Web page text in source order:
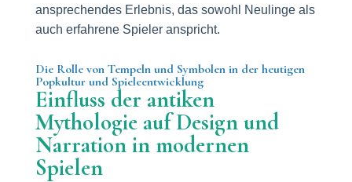
ansprechendes Erlebnis, das sowohl Neulinge als
auch erfahrene Spieler anspricht.
Die Rolle von Tempeln und Symbolen in der heutigen
Popkultur und Spieleentwicklung
Einfluss der antiken
Mythologie auf Design und
Narration in modernen
Spielen